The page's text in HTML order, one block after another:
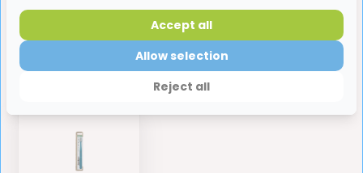
Reviews
Laatst bekeken producten
Reject all
Allow selection
Accept all